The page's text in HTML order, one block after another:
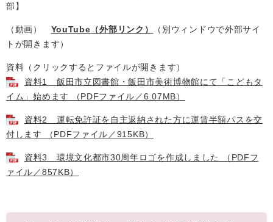
部】
（動画） YouTube （外部リンク）
（別ウィンドウで外部サイ
トが開きます）
資料（クリックするとファイルが開きます）
資料1 飯田市立図書館・飯田市美術博物館にて「こどもタ
イム」始めます （PDFファイル／6.07MB）
資料2 運転免許証を自主返納された方に運賃半額パスを交
付します （PDFファイル／915KB）
資料3 環境文化都市30周年ロゴを作成しました （PDFフ
ァイル／857KB）